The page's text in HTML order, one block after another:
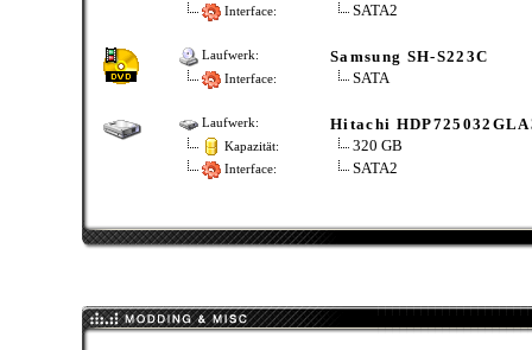
Interface: SATA2
Laufwerk: Samsung SH-S223C
Interface: SATA
Laufwerk: Hitachi
Kapazität: 320 GB
Interface: SATA2